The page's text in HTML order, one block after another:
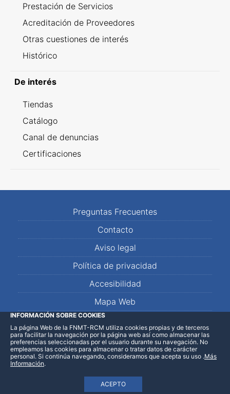
Prestación de Servicios
Acreditación de Proveedores
Otras cuestiones de interés
Histórico
De interés
Tiendas
Catálogo
Canal de denuncias
Certificaciones
Preguntas Frecuentes
Contacto
Aviso legal
Política de privacidad
Accesibilidad
Mapa Web
LinkedInFacebookWhatsApp
INFORMACIÓN SOBRE COOKIES
La página Web de la FNMT-RCM utiliza cookies propias y de terceros
para facilitar la navegación por la página web así como almacenar las
preferencias seleccionadas por el usuario durante su navegación. No
empleamos las cookies para almacenar o tratar datos de carácter
personal. Si continúa navegando, consideramos que acepta su uso
ACEPTO
.Más
Información.